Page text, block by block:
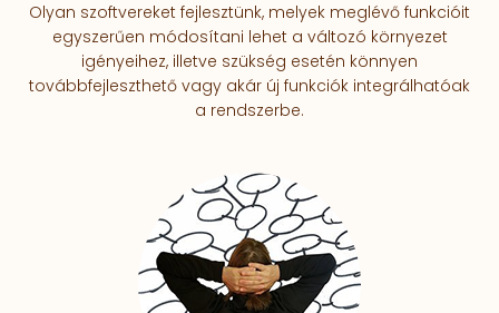
Olyan szoftvereket fejlesztünk, melyek meglévő funkcióit
egyszerűen módosítani lehet a változó környezet
igényeihez, illetve szükség esetén könnyen
továbbfejleszthető vagy akár új funkciók integrálhatóak
a rendszerbe.